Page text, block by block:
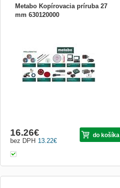
Metabo Kopírovacia príruba 27
mm 630120000
13.22€
bez DPH
16.26€ do košíka